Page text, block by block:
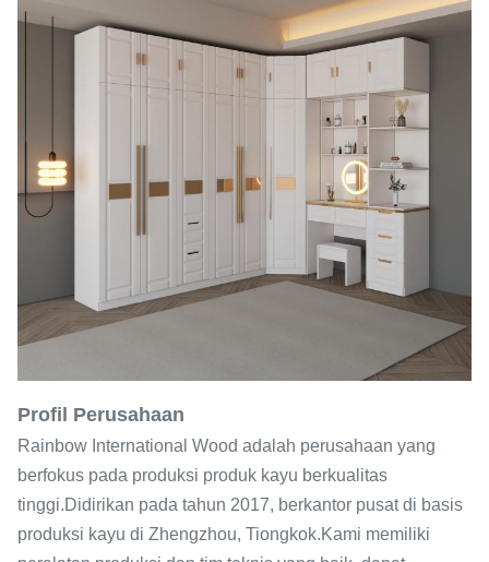
Profil Perusahaan
Rainbow International Wood adalah perusahaan yang
berfokus pada produksi produk kayu berkualitas
tinggi.Didirikan pada tahun 2017, berkantor pusat di basis
produksi kayu di Zhengzhou, Tiongkok.Kami memiliki